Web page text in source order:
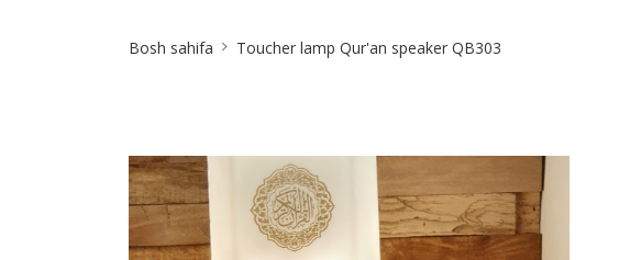
Bosh sahifa Toucher lamp Qur'an speaker QB303